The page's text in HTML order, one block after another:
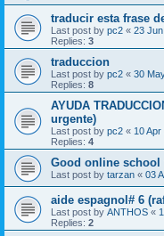
traducir esta frase
Last post by pc2 « 23
Replies: 3
traduccion
Last post by pc2 « 30
Replies: 8
AYUDA
urgente)
Last post by pc2 « 10 Apr
Replies: 4
Good online school
Last post by tarzan « 03
aide espagnol# 6
Last post by ANTHOS «
Replies: 2